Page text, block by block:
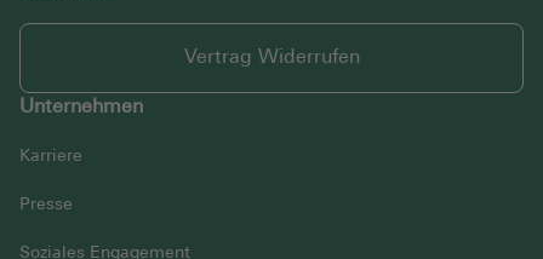
Vertrag Widerrufen
Unternehmen
Karriere
Presse
Soziales Engagement